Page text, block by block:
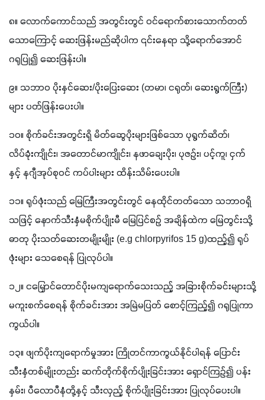
၈။ လောက်ကောင်သည် အတွင်းတွင် ဝင်ရောက်စားသောက်တတ်
သောကြောင့် ဆေးဖြန်းမည်ဆိုပါက ၎င်းနေရာ သို့ရောက်အောင်
ဂရုပြု၍ ဆေးဖြန်းပါ။
၉။ သဘာဝ ပိုးနှင်ဆေး/ပိုးပြေးဆေး (တမာ၊ ငရုတ်၊ ဆေးရွက်ကြီး)
များ ပတ်ဖြန်းပေးပါ။
၁၀။ စိုက်ခင်းအတွင်းရှိ မိတ်ဆွေပိုးများဖြစ်သော ပုရွက်ဆိတ်၊
လိပ်ခုံးကျိုင်း၊ အတောင်မာကျိုင်း၊ နဖာချေးပိုး၊ ပုဇဉ်း၊ ပင့်ကူ၊ ငှက်
နှင့် နဂျီအုပ်စုဝင် ကပ်ပါးများ ထိန်းသိမ်းပေးပါ။
၁၁။ ရုပ်ဖုံးသည် မြေကြီးအတွင်းတွင် နေထိုင်တတ်သော သဘာဝရှိ
သဖြင့် နောက်သီးနှံမစိုက်ပျိုးမီ မြေပြင်စဉ် အချိန်ထဲက မြေတွင်းသို့
ဓာတု ပိုးသတ်ဆေးတမျိုးမျိုး (e.g chlorpyrifos 15 g)ထည့်၍ ရုပ်
ဖုံးများ သေစေရန် ပြုလုပ်ပါ။
၁၂။ ငမြှောင်တောင်ပိုးမကျရောက်သေးသည့် အခြားစိုက်ခင်းများသို့
မကူးစက်စေရန် စိုက်ခင်းအား အမြဲမပြတ် စောင့်ကြည့်၍ ဂရုပြုကာ
ကွယ်ပါ။
၁၃။ ဖျက်ပိုးကျရောက်မှုအား ကြိုတင်ကာကွယ်နိုင်ပါရန် ပြောင်း
သီးနှံတစ်မျိုးတည်း ဆက်တိုက်စိုက်ပျိုးခြင်းအား ရှောင်ကြဉ်၍ ပန်း
နှမ်း၊ ပီလောပီနံတို့နှင့် သီးလှည့် စိုက်ပျိုးခြင်းအား ပြုလုပ်ပေးပါ။